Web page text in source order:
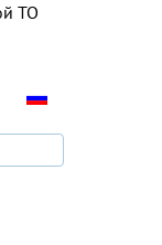
ТО